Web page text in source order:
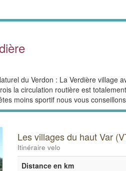
du Verdon : La Verdière village
la circulation routière est
moins sportif nous vous
Les villages du haut Var
Itinéraire velo
Distance en km